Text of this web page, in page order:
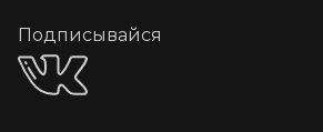
Подписывайся